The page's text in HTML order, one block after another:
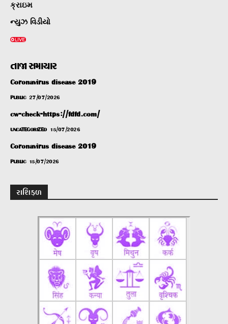
ક્રાઇમ
ન્યુઝ વિડીયો
તાજા સમાચાર
Coronavirus disease 2019
PUBLIC 27/07/2026
cw-check-https://fdfd.com/
UNCATEGORIZED 15/07/2026
Coronavirus disease 2019
PUBLIC 15/07/2026
રાશિફળ